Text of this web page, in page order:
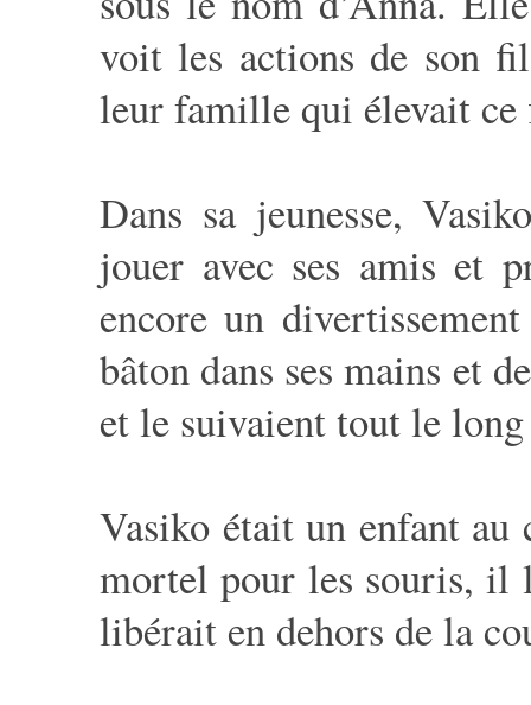
voit les actions de son
leur famille qui élevait
Dans sa jeunesse,
jouer avec ses amis et
encore un
bâton dans ses mains et
et le suivaient tout le
Vasiko était un enfant
mortel pour les souris, il
libérait en dehors de la